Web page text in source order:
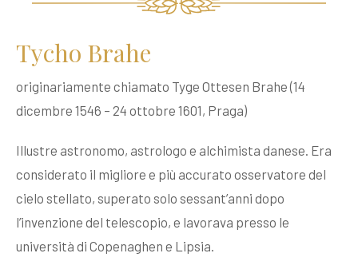
Tycho Brahe
originariamente chiamato Tyge Ottesen Brahe (14
dicembre 1546 – 24 ottobre 1601, Praga)
Illustre astronomo, astrologo e alchimista danese. Era
considerato il migliore e più accurato osservatore del
cielo stellato, superato solo sessant’anni dopo
l’invenzione del telescopio, e lavorava presso le
università di Copenaghen e Lipsia.